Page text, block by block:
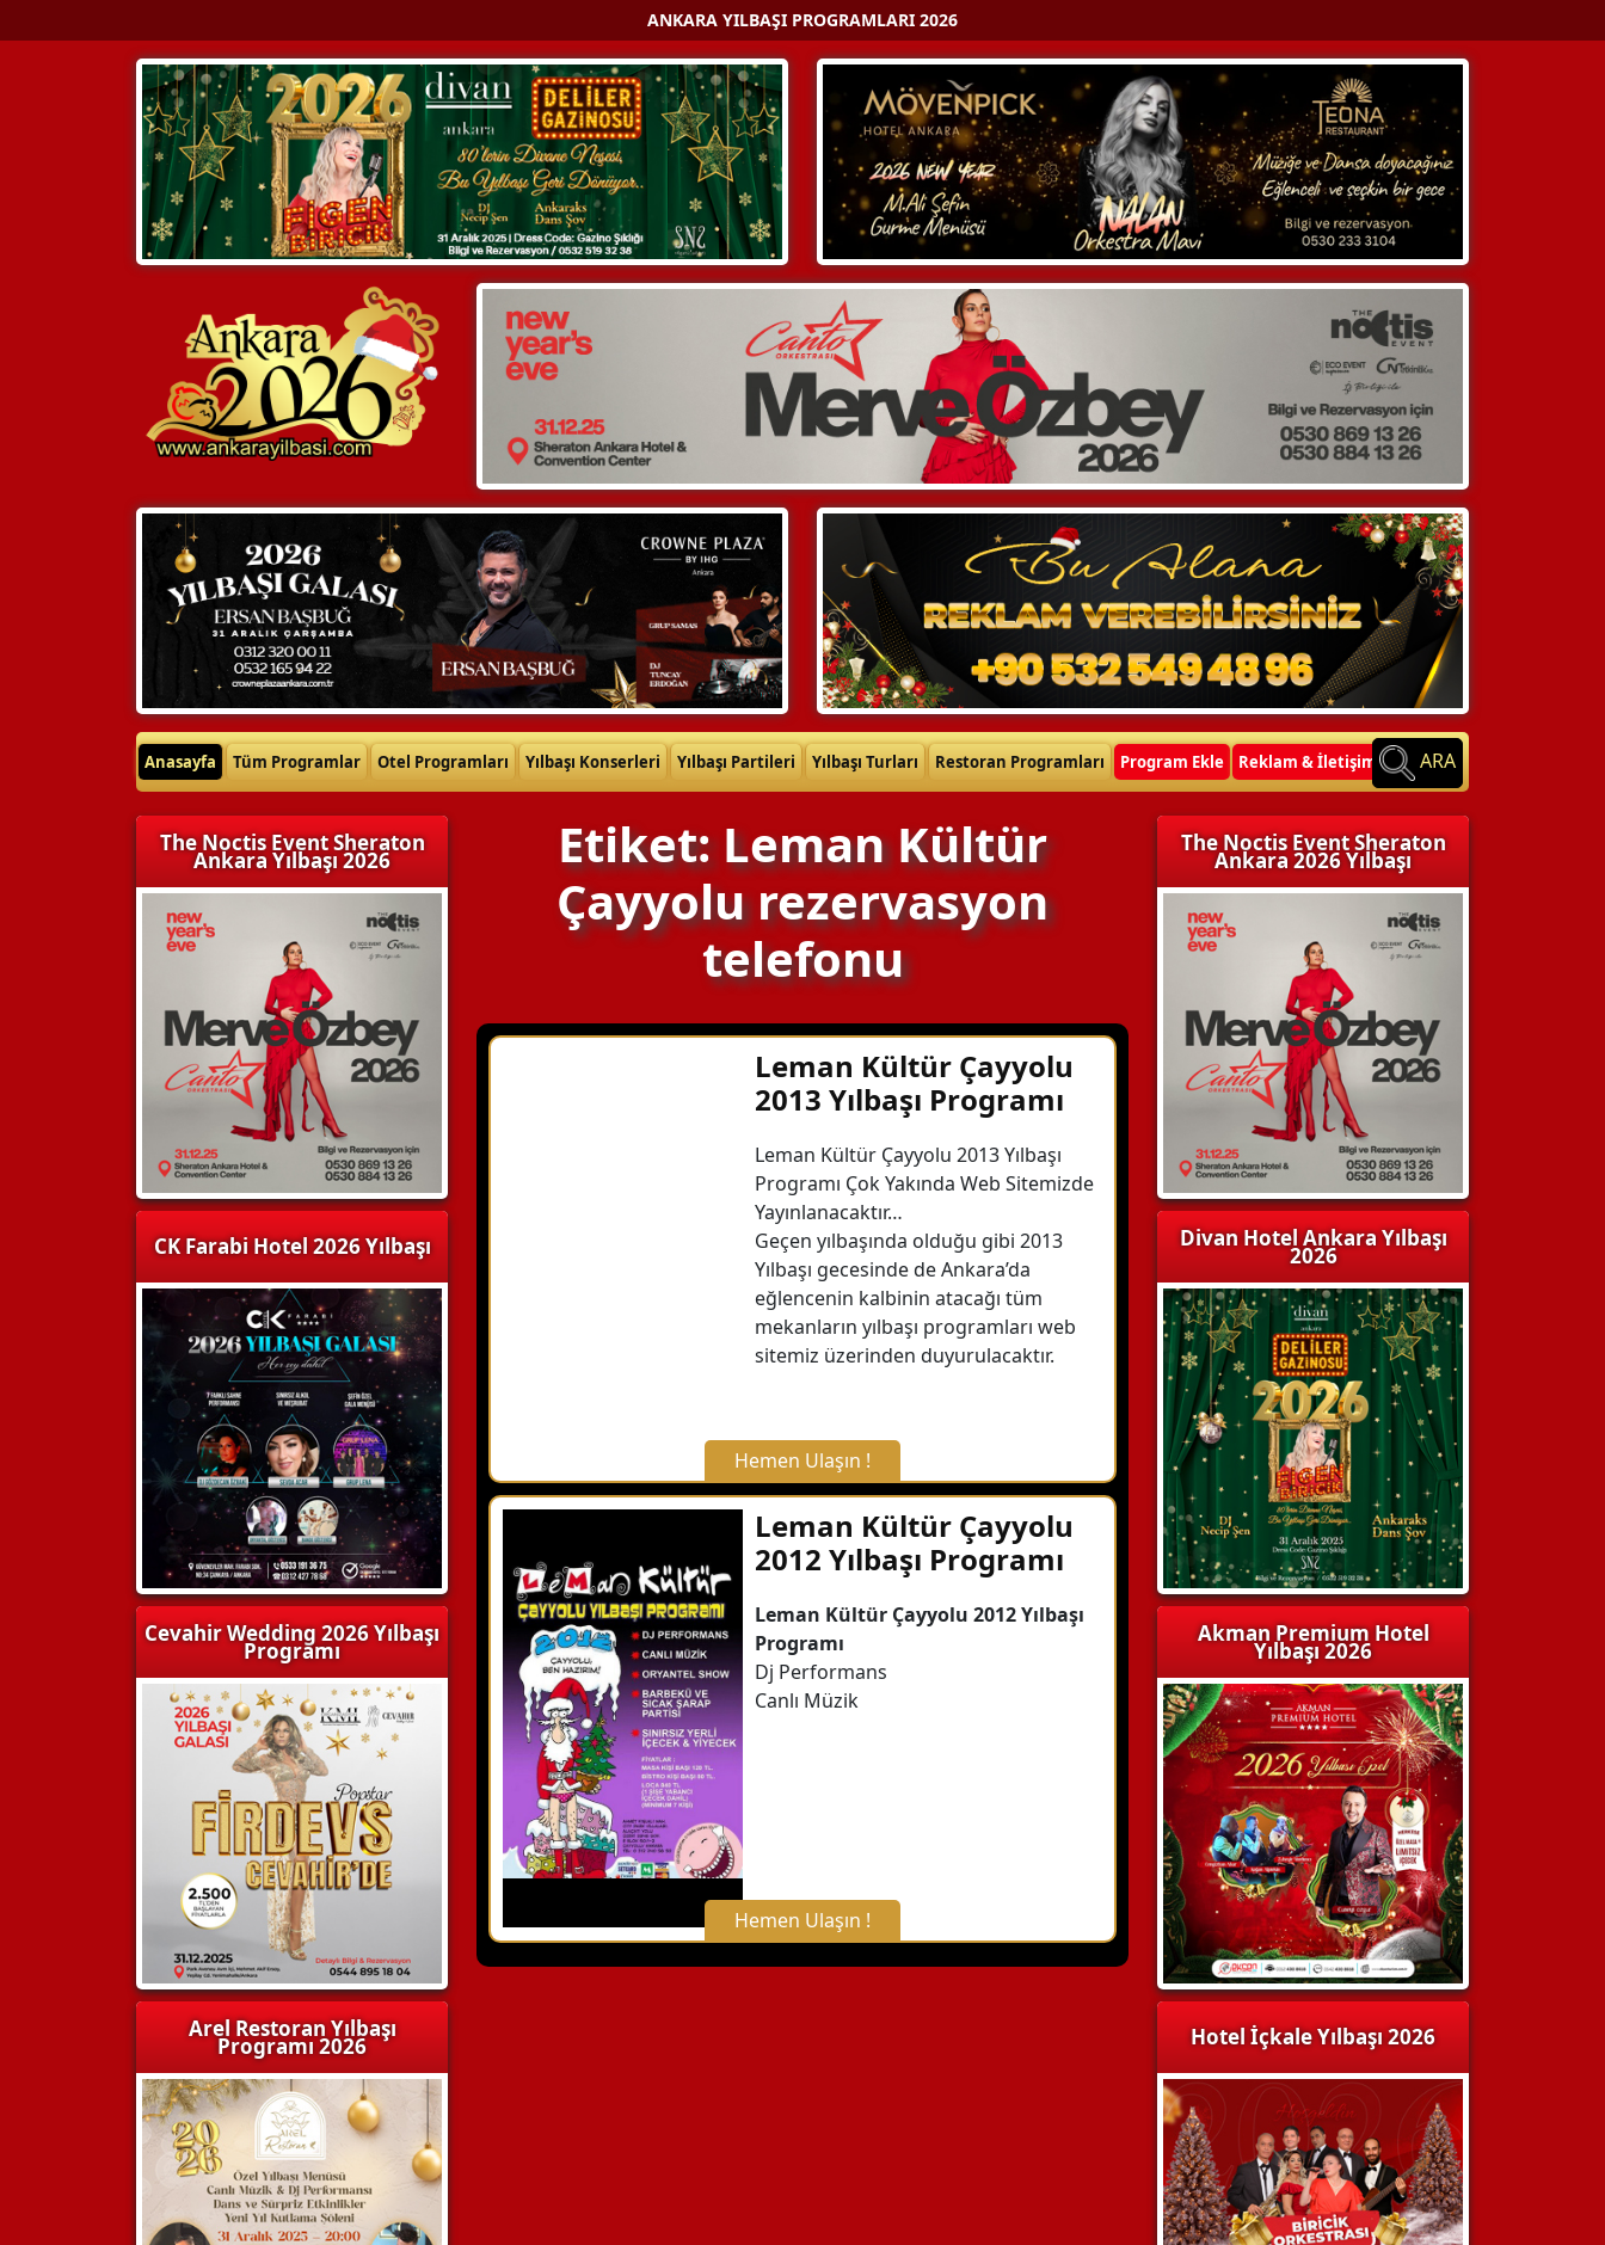
ANKARA YILBAŞI PROGRAMLARI 2026
Anasayfa Tüm Programlar Otel Programları Yılbaşı Konserleri Yılbaşı Partileri Yılbaşı Turları Restoran Programları Program Ekle Reklam & İletişim ARA
The Noctis Event Sheraton
Ankara Yılbaşı 2026
CK Farabi Hotel 2026 Yılbaşı
Cevahir Wedding 2026 Yılbaşı
Programı
Arel Restoran Yılbaşı
Programı 2026
Etiket: Leman Kültür
Çayyolu rezervasyon
telefonu
Leman Kültür Çayyolu
2013 Yılbaşı Programı
Leman Kültür Çayyolu 2013 Yılbaşı
Programı Çok Yakında Web Sitemizde
Yayınlanacaktır…
Geçen yılbaşında olduğu gibi 2013
Yılbaşı gecesinde de Ankara’da
eğlencenin kalbinin atacağı tüm
mekanların yılbaşı programları web
sitemiz üzerinden duyurulacaktır.
Hemen Ulaşın !
X Kapat
WhatsApp ile Bilgi Alın
Hemen Arayın
Detaylı Bilgi Alın
Leman Kültür Çayyolu
2012 Yılbaşı Programı
Leman Kültür Çayyolu 2012 Yılbaşı
Programı
Dj Performans
Canlı Müzik
Hemen Ulaşın !
X Kapat
The Noctis Event Sheraton
Ankara 2026 Yılbaşı
Divan Hotel Ankara Yılbaşı
2026
Akman Premium Hotel
Yılbaşı 2026
Hotel İçkale Yılbaşı 2026